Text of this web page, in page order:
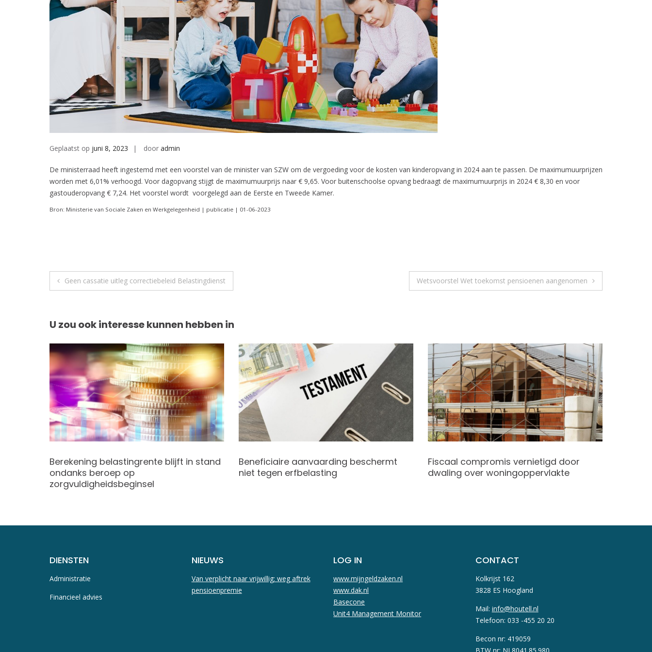
Geplaatst op juni 8, 2023 door admin
De ministerraad heeft ingestemd met een voorstel van de minister van SZW om de vergoeding voor de kosten van kinderopvang in 2024 aan te passen. De maximumuurprijzen
worden met 6,01% verhoogd. Voor dagopvang stijgt de maximumuurprijs naar € 9,65. Voor buitenschoolse opvang bedraagt de maximumuurprijs in 2024 € 8,30 en voor
gastouderopvang € 7,24. Het voorstel wordt voorgelegd aan de Eerste en Tweede Kamer.
Bron: Ministerie van Sociale Zaken en Werkgelegenheid | publicatie | 01-06-2023
Berichtnavigatie
Geen cassatie uitleg correctiebeleid Belastingdienst Wetsvoorstel Wet toekomst pensioenen aangenomen
U zou ook interesse kunnen hebben in
Berekening belastingrente blijft in stand
ondanks beroep op
zorgvuldigheidsbeginsel
Beneficiaire aanvaarding beschermt
niet tegen erfbelasting
Fiscaal compromis vernietigd door
dwaling over woningoppervlakte
DIENSTEN
Administratie
Financieel advies
NIEUWS
Van verplicht naar vrijwillig: weg aftrek
pensioenpremie
LOG IN
www.mijngeldzaken.nl
www.dak.nl
Basecone
Unit4 Management Monitor
CONTACT
Kolkrijst 162
3828 ES Hoogland
Mail: info@houtell.nl
Telefoon: 033 -455 20 20
Becon nr: 419059